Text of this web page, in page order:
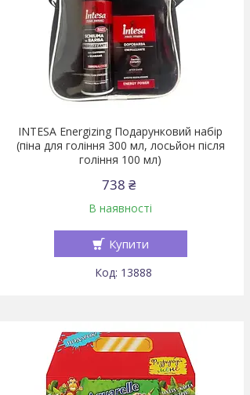
INTESA Energizing Подарунковий набір
(піна для гоління 300 мл, лосьйон після
гоління 100 мл)
738 ₴
В наявності
Купити
13888